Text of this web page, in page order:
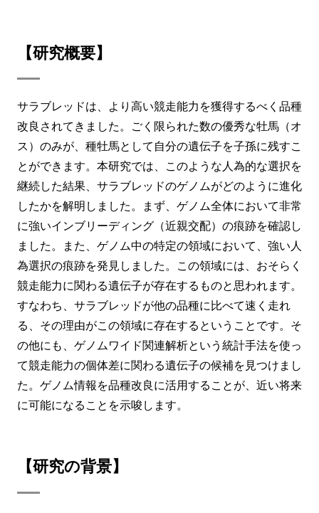
【研究概要】
サラブレッドは、より高い競走能力を獲得するべく品種
改良されてきました。ごく限られた数の優秀な牡馬（オ
ス）のみが、種牡馬として自分の遺伝子を子孫に残すこ
とができます。本研究では、このような人為的な選択を
継続した結果、サラブレッドのゲノムがどのように進化
したかを解明しました。まず、ゲノム全体において非常
に強いインブリーディング（近親交配）の痕跡を確認し
ました。また、ゲノム中の特定の領域において、強い人
為選択の痕跡を発見しました。この領域には、おそらく
競走能力に関わる遺伝子が存在するものと思われます。
すなわち、サラブレッドが他の品種に比べて速く走れ
る、その理由がこの領域に存在するということです。そ
の他にも、ゲノムワイド関連解析という統計手法を使っ
て競走能力の個体差に関わる遺伝子の候補を見つけまし
た。ゲノム情報を品種改良に活用することが、近い将来
に可能になることを示唆します。
【研究の背景】